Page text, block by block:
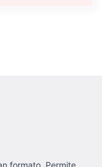
formato. Permite